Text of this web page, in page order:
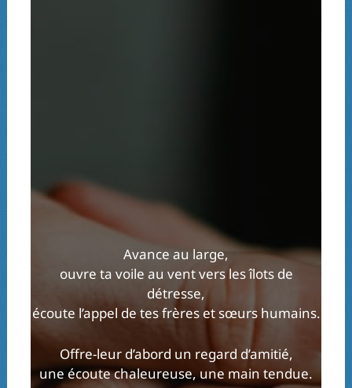
Avance au large,
ouvre ta voile au vent vers les îlots de
détresse,
écoute l’appel de tes frères et sœurs humains.
Offre-leur d’abord un regard d’amitié,
une écoute chaleureuse, une main tendue.